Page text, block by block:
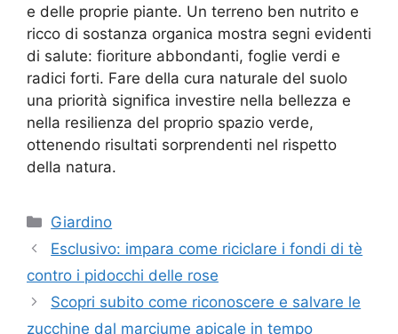
e delle proprie piante. Un terreno ben nutrito e
ricco di sostanza organica mostra segni evidenti
di salute: fioriture abbondanti, foglie verdi e
radici forti. Fare della cura naturale del suolo
una priorità significa investire nella bellezza e
nella resilienza del proprio spazio verde,
ottenendo risultati sorprendenti nel rispetto
della natura.
Categorie
Giardino
Esclusivo: impara come riciclare i fondi di tè
contro i pidocchi delle rose
Scopri subito come riconoscere e salvare le
zucchine dal marciume apicale in tempo